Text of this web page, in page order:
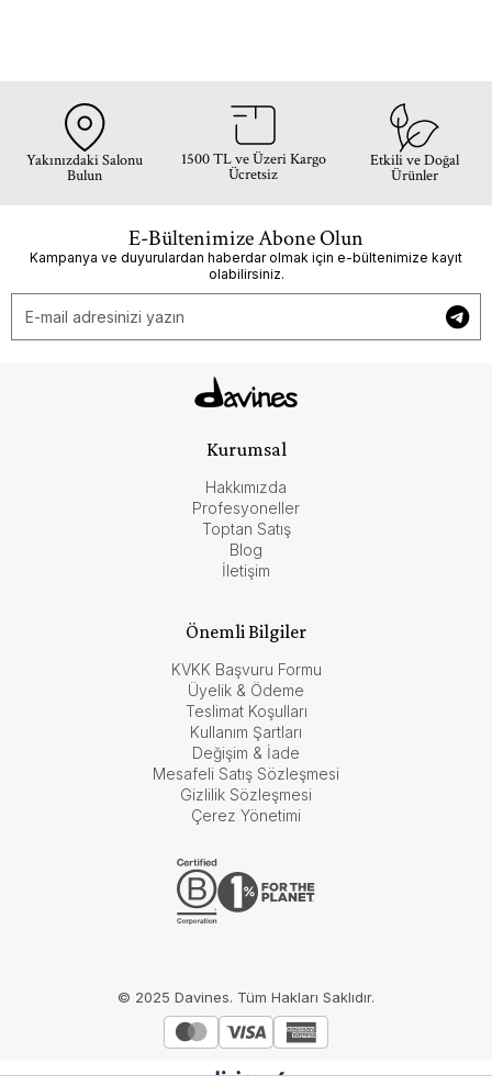
Yakınızdaki Salonu
Bulun
1500 TL ve Üzeri Kargo
Ücretsiz
Etkili ve Doğal
Ürünler
E-Bültenimize Abone Olun
Kampanya ve duyurulardan haberdar olmak için e-bültenimize kayıt
olabilirsiniz.
Kurumsal
Hakkımızda
Profesyoneller
Toptan Satış
Blog
İletişim
Önemli Bilgiler
KVKK Başvuru Formu
Üyelik & Ödeme
Teslimat Koşulları
Kullanım Şartları
Değişim & İade
Mesafeli Satış Sözleşmesi
Gizlilik Sözleşmesi
Çerez Yönetimi
© 2025 Davines. Tüm Hakları Saklıdır.